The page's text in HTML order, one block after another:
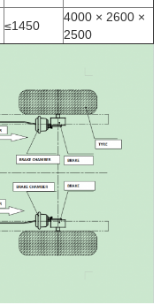
≤1450
4000 × 2600 ×
2500